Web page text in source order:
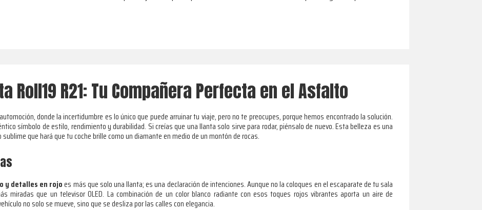
Roll19 R21: Tu Compañera Perfecta en el Asfalto
donde la incertidumbre es lo único que puede arruinar tu viaje, pero no te preocupes, porque hemos encontrado la solución.
símbolo de estilo, rendimiento y durabilidad. Si creías que una llanta solo sirve para rodar, piénsalo de nuevo. Esta belleza es una
que hará que tu coche brille como un diamante en medio de un montón de rocas.
y detalles en rojoes más que solo una llanta; es una declaración de intenciones. Aunque no la coloques en el escaparate de tu sala
miradas que un televisor OLED. La combinación de un color blanco radiante con esos toques rojos vibrantes aporta un aire de
no solo se mueve, sino que se desliza por las calles con elegancia.